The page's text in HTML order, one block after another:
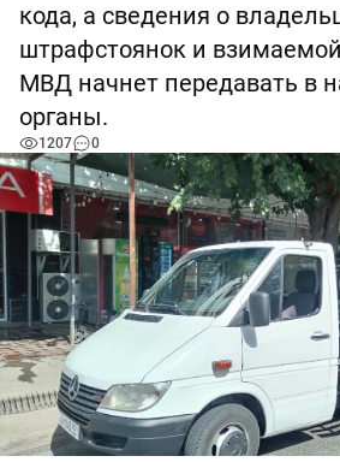
кода, а сведения о
штрафстоянок и
МВД начнет передавать в
органы.
1207 0